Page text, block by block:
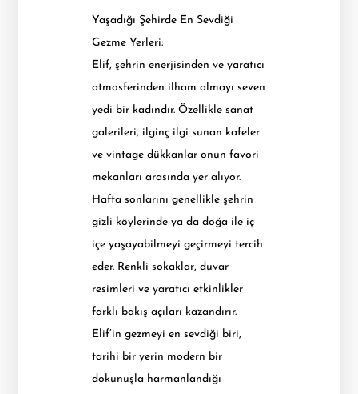
Yaşadığı Şehirde En Sevdiği
Gezme Yerleri:
Elif, şehrin enerjisinden ve yaratıcı
atmosferinden ilham almayı seven
yedi bir kadındır. Özellikle sanat
galerileri, ilginç ilgi sunan kafeler
ve vintage dükkanlar onun favori
mekanları arasında yer alıyor.
Hafta sonlarını genellikle şehrin
gizli köylerinde ya da doğa ile iç
içe yaşayabilmeyi geçirmeyi tercih
eder. Renkli sokaklar, duvar
resimleri ve yaratıcı etkinlikler
farklı bakış açıları kazandırır.
Elif’in gezmeyi en sevdiği biri,
tarihi bir yerin modern bir
dokunuşla harmanlandığı